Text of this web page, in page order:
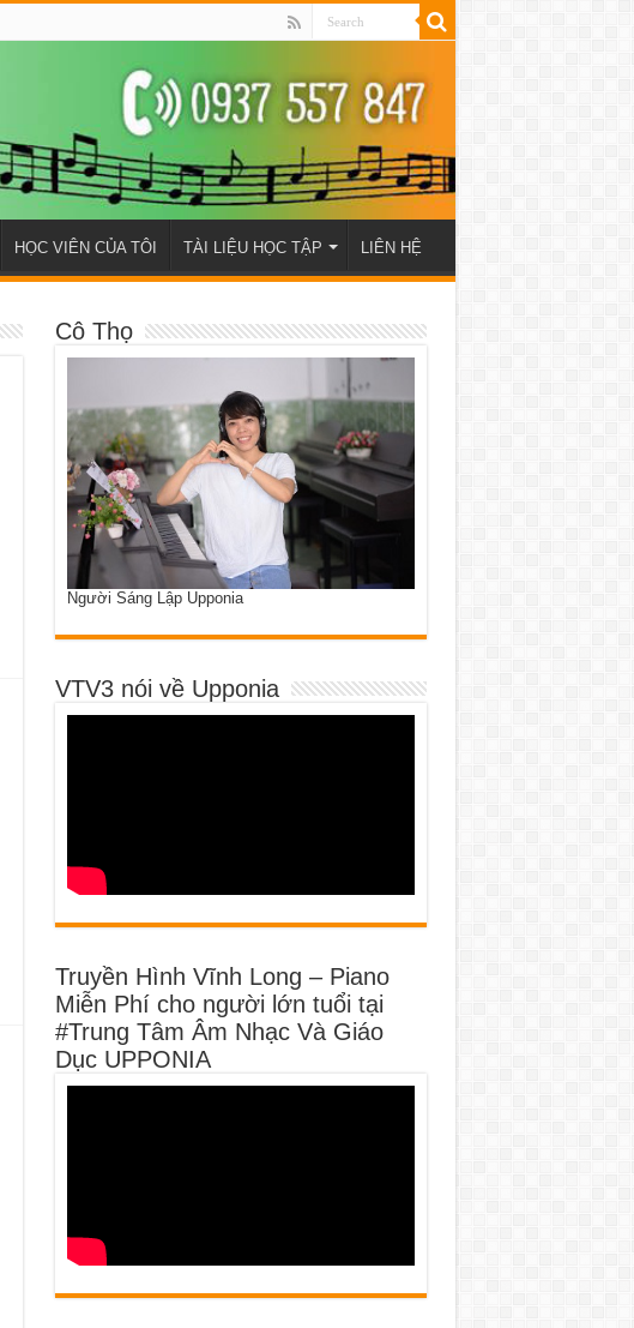
HỌC VIÊN CỦA TÔI TÀI LIỆU HỌC TẬP LIÊN HỆ
Cô Thọ
Người Sáng Lập Upponia
VTV3 nói về Upponia
Truyền Hình Vĩnh Long – Piano
Miễn Phí cho người lớn tuổi tại
#Trung Tâm Âm Nhạc Và Giáo
Dục UPPONIA